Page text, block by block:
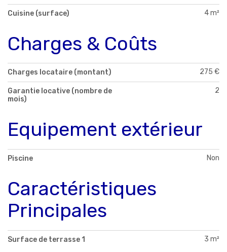
Cuisine (surface) 4 m²
Charges & Coûts
Charges locataire (montant) 275 €
Garantie locative (nombre de
mois)
2
Equipement extérieur
Piscine Non
Caractéristiques
Principales
Surface de terrasse 1 3 m²